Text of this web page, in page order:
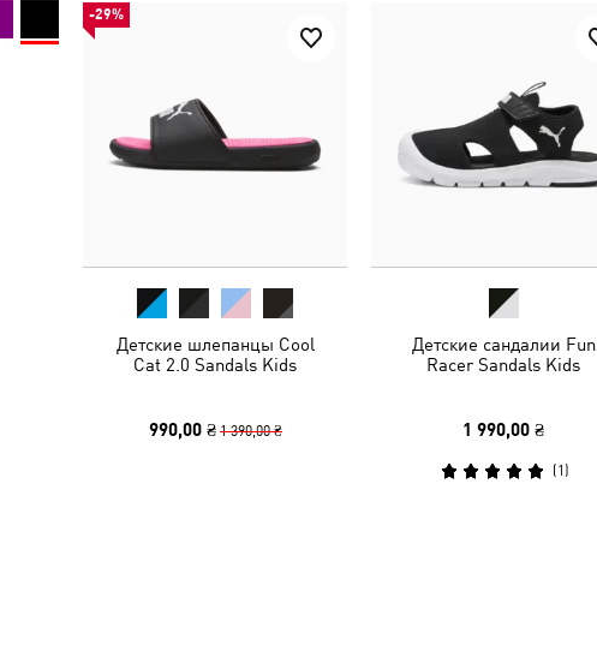
-29%
Детские шлепанцы Cool
Cat 2.0 Sandals Kids
990,00 ₴ 1 390,00 ₴
Детские сандалии Fun
Racer Sandals Kids
1 990,00 ₴
(1 )